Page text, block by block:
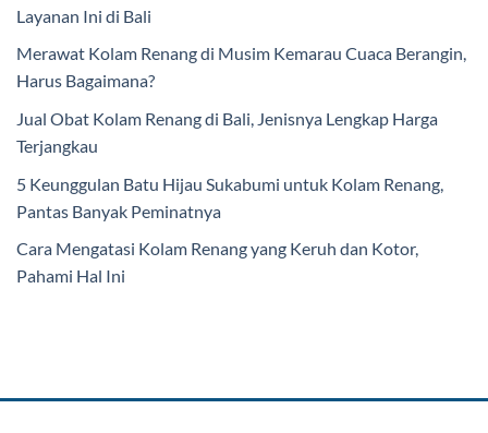
Layanan Ini di Bali
Merawat Kolam Renang di Musim Kemarau Cuaca Berangin,
Harus Bagaimana?
Jual Obat Kolam Renang di Bali, Jenisnya Lengkap Harga
Terjangkau
5 Keunggulan Batu Hijau Sukabumi untuk Kolam Renang,
Pantas Banyak Peminatnya
Cara Mengatasi Kolam Renang yang Keruh dan Kotor,
Pahami Hal Ini